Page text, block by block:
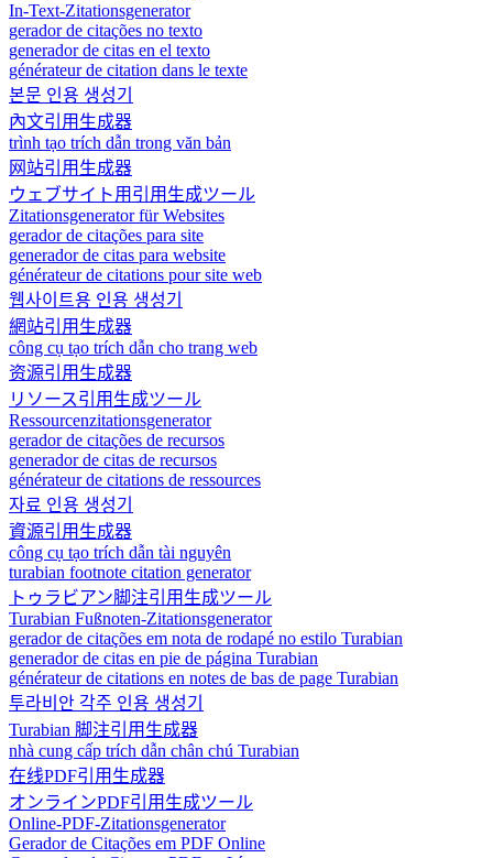
In-Text-Zitationsgenerator
gerador de citações no texto
generador de citas en el texto
générateur de citation dans le texte
본문 인용 생성기
內文引用生成器
trình tạo trích dẫn trong văn bản
网站引用生成器
ウェブサイト用引用生成ツール
Zitationsgenerator für Websites
gerador de citações para site
generador de citas para website
générateur de citations pour site web
웹사이트용 인용 생성기
網站引用生成器
công cụ tạo trích dẫn cho trang web
资源引用生成器
リソース引用生成ツール
Ressourcenzitationsgenerator
gerador de citações de recursos
generador de citas de recursos
générateur de citations de ressources
자료 인용 생성기
資源引用生成器
công cụ tạo trích dẫn tài nguyên
turabian footnote citation generator
トゥラビアン脚注引用生成ツール
Turabian Fußnoten-Zitationsgenerator
gerador de citações em nota de rodapé no estilo Turabian
generador de citas en pie de página Turabian
générateur de citations en notes de bas de page Turabian
투라비안 각주 인용 생성기
Turabian 脚注引用生成器
nhà cung cấp trích dẫn chân chú Turabian
在线PDF引用生成器
オンラインPDF引用生成ツール
Online-PDF-Zitationsgenerator
Gerador de Citações em PDF Online